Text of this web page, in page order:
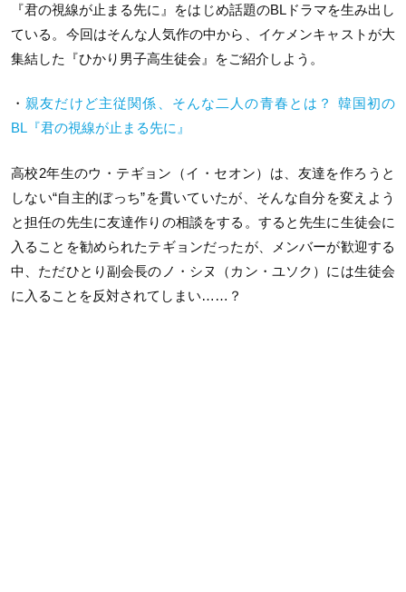
『君の視線が止まる先に』をはじめ話題のBLドラマを生み出し
ている。今回はそんな人気作の中から、イケメンキャストが大
集結した『ひかり男子高生徒会』をご紹介しよう。
・ 親友だけど主従関係、そんな二人の青春とは？ 韓国初の
BL『君の視線が止まる先に』
高校2年生のウ・テギョン（イ・セオン）は、友達を作ろうと
しない“自主的ぼっち”を貫いていたが、そんな自分を変えよう
と担任の先生に友達作りの相談をする。すると先生に生徒会に
入ることを勧められたテギョンだったが、メンバーが歓迎する
中、ただひとり副会長のノ・シヌ（カン・ユソク）には生徒会
に入ることを反対されてしまい……？